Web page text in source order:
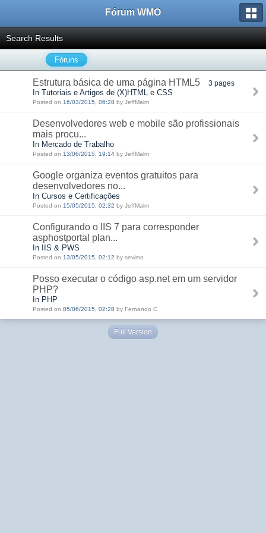
Fórum WMO
Search Results
Fóruns
Estrutura básica de uma página HTML5 3 pages
In Tutoriais e Artigos de (X)HTML e CSS
Posted on 16/03/2015, 06:28 by JeffMalm
Desenvolvedores web e mobile são profissionais
mais procu...
In Mercado de Trabalho
Posted on 13/06/2015, 19:14 by JeffMalm
Google organiza eventos gratuitos para
desenvolvedores no...
In Cursos e Certificações
Posted on 15/05/2015, 02:32 by JeffMalm
Configurando o IIS 7 para corresponder
asphostportal plan...
In IIS & PWS
Posted on 13/05/2015, 02:12 by sevimo
Posso executar o código asp.net em um servidor
PHP?
In PHP
Posted on 05/06/2015, 02:28 by Fernando C
Full Version